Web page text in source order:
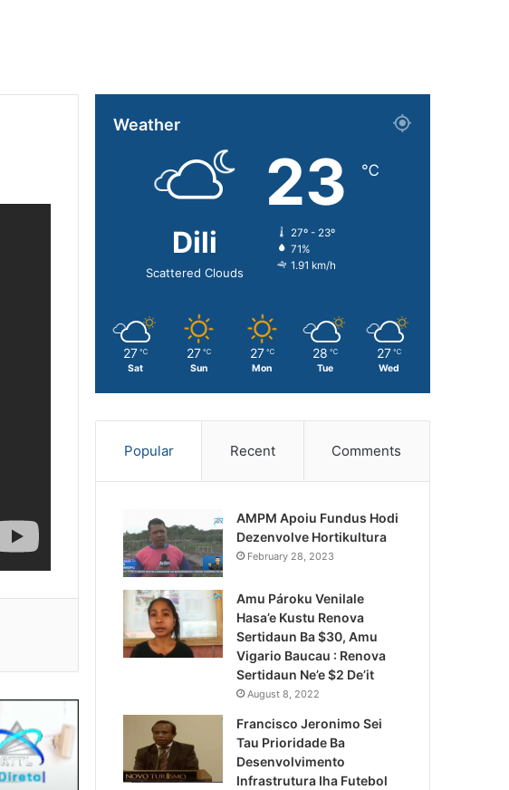
Weather
Dili
Scattered Clouds
23 ℃
27º - 23º
71%
1.91 km/h
27 ℃
Sat
27 ℃
Sun
27 ℃
Mon
28 ℃
Tue
27 ℃
Wed
Popular Recent Comments
AMPM Apoiu Fundus Hodi
Dezenvolve Hortikultura
February 28, 2023
Amu Pároku Venilale
Hasa’e Kustu Renova
Sertidaun Ba $30, Amu
Vigario Baucau : Renova
Sertidaun Ne’e $2 De’it
August 8, 2022
Francisco Jeronimo Sei
Tau Prioridade Ba
Desenvolvimento
Infrastrutura Iha Futebol